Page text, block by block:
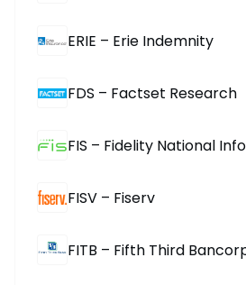
ERIE – Erie Indemnity
FDS – Factset Research
FIS – Fidelity National
FISV – Fiserv
FITB – Fifth Third